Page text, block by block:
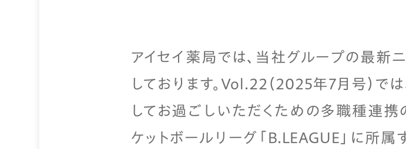
アイセイ薬局では、当社グループの最新
しております。Vol.22（2025年7月号）で
してお過ごしいただくための多職種連携
ケットボールリーグ「B.LEAGUE」に所属